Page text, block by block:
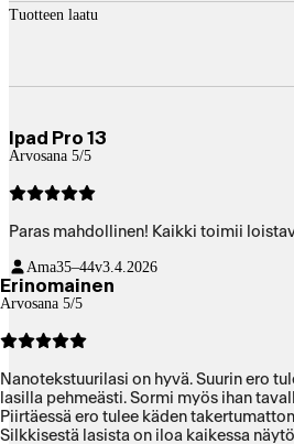
Tuotteen laatu
Ipad Pro 13
Arvosana 5/5
Paras mahdollinen! Kaikki toimii
Ama35–44v3.4.2026
Erinomainen
Arvosana 5/5
Nanotekstuurilasi on hyvä. Suurin ero
lasilla pehmeästi. Sormi myös ihan
Piirtäessä ero tulee käden
Silkkisestä lasista on iloa kaikessa